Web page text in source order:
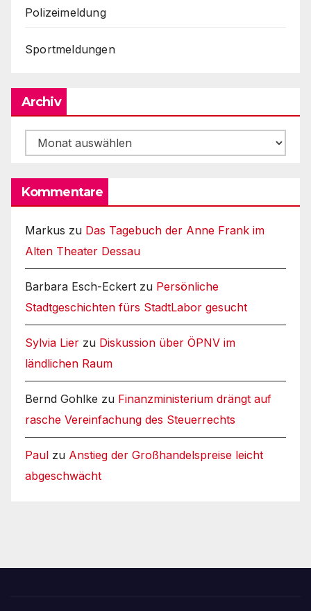
Polizeimeldung
Sportmeldungen
Archiv
Archiv
Kommentare
Markus zu Das Tagebuch der Anne Frank im
Alten Theater Dessau
Barbara Esch-Eckert zu Persönliche
Stadtgeschichten fürs StadtLabor gesucht
Sylvia Lier zu Diskussion über ÖPNV im
ländlichen Raum
Bernd Gohlke zu Finanzministerium drängt auf
rasche Vereinfachung des Steuerrechts
Paul zu Anstieg der Großhandelspreise leicht
abgeschwächt